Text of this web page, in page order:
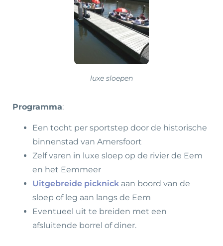
luxe sloepen
Programma:
Een tocht per sportstep door de historische
binnenstad van Amersfoort
Zelf varen in luxe sloep op de rivier de Eem
en het Eemmeer
Uitgebreide picknick aan boord van de
sloep of leg aan langs de Eem
Eventueel uit te breiden met een
afsluitende borrel of diner.